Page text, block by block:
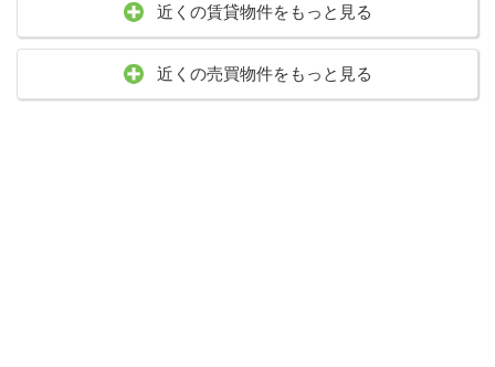
近くの賃貸物件をもっと見る
近くの売買物件をもっと見る